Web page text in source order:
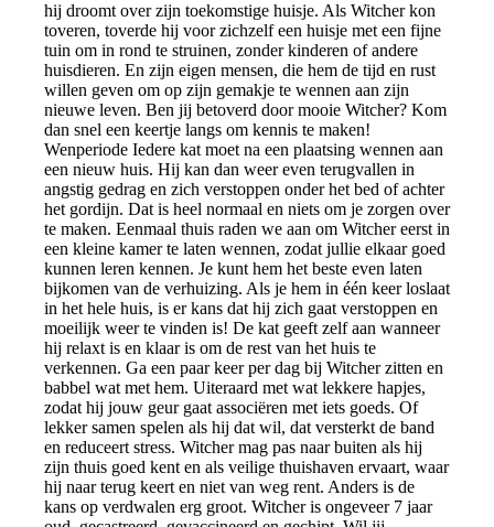
hij droomt over zijn toekomstige huisje. Als Witcher kon
toveren, toverde hij voor zichzelf een huisje met een fijne
tuin om in rond te struinen, zonder kinderen of andere
huisdieren. En zijn eigen mensen, die hem de tijd en rust
willen geven om op zijn gemakje te wennen aan zijn
nieuwe leven. Ben jij betoverd door mooie Witcher? Kom
dan snel een keertje langs om kennis te maken!
Wenperiode Iedere kat moet na een plaatsing wennen aan
een nieuw huis. Hij kan dan weer even terugvallen in
angstig gedrag en zich verstoppen onder het bed of achter
het gordijn. Dat is heel normaal en niets om je zorgen over
te maken. Eenmaal thuis raden we aan om Witcher eerst in
een kleine kamer te laten wennen, zodat jullie elkaar goed
kunnen leren kennen. Je kunt hem het beste even laten
bijkomen van de verhuizing. Als je hem in één keer loslaat
in het hele huis, is er kans dat hij zich gaat verstoppen en
moeilijk weer te vinden is! De kat geeft zelf aan wanneer
hij relaxt is en klaar is om de rest van het huis te
verkennen. Ga een paar keer per dag bij Witcher zitten en
babbel wat met hem. Uiteraard met wat lekkere hapjes,
zodat hij jouw geur gaat associëren met iets goeds. Of
lekker samen spelen als hij dat wil, dat versterkt de band
en reduceert stress. Witcher mag pas naar buiten als hij
zijn thuis goed kent en als veilige thuishaven ervaart, waar
hij naar terug keert en niet van weg rent. Anders is de
kans op verdwalen erg groot. Witcher is ongeveer 7 jaar